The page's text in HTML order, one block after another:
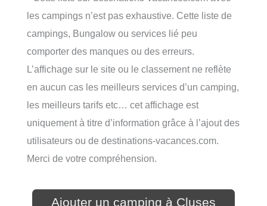
les campings n’est pas exhaustive. Cette liste de
campings, Bungalow ou services lié peu
comporter des manques ou des erreurs.
L’affichage sur le site ou le classement ne reflète
en aucun cas les meilleurs services d’un camping,
les meilleurs tarifs etc… cet affichage est
uniquement à titre d’information grâce à l’ajout des
utilisateurs ou de destinations-vacances.com.
Merci de votre compréhension.
Ajouter un camping à Cluses